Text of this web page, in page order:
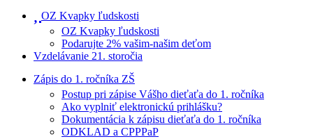
OZ Kvapky ľudskosti
OZ Kvapky ľudskosti
Podarujte 2% vašim-našim deťom
Vzdelávanie 21. storočia
Zápis do 1. ročníka ZŠ
Postup pri zápise Vášho dieťaťa do 1. ročníka
Ako vyplniť elektronickú prihlášku?
Dokumentácia k zápisu dieťaťa do 1. ročníka
ODKLAD a CPPPaP